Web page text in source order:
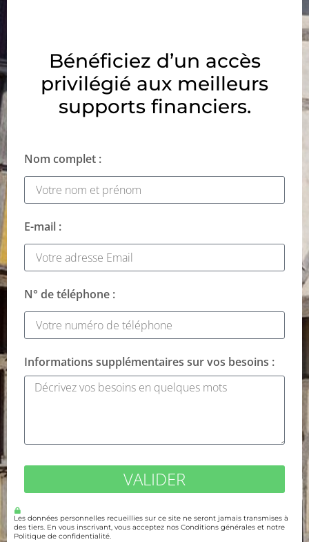
Bénéficiez d’un accès
privilégié aux meilleurs
supports financiers.
Nom complet :
E-mail :
N° de téléphone :
Informations supplémentaires sur vos besoins :
VALIDER
Les données personnelles recueillies sur ce site ne seront jamais transmises à
des tiers. En vous inscrivant, vous acceptez nos Conditions générales et notre
Politique de confidentialité.